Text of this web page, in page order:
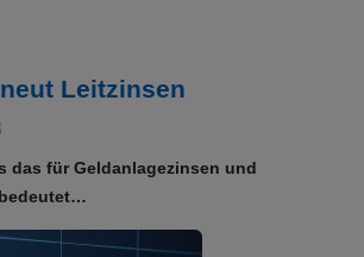
Leitzinsen
das für Geldanlagezinsen und